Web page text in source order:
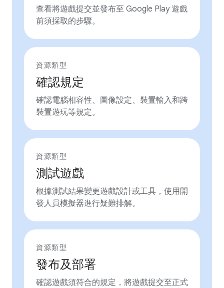
查看將遊戲提交並發布至 Google Play 遊戲
前須採取的步驟。
資源類型
確認規定
確認電腦相容性、圖像設定、裝置輸入和跨
裝置遊玩等規定。
資源類型
測試遊戲
根據測試結果變更遊戲設計或工具，使用開
發人員模擬器進行疑難排解。
資源類型
發布及部署
確認遊戲須符合的規定，將遊戲提交至正式